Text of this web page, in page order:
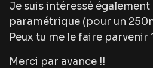
Je suis intéressé
paramétrique (pour un
Peux tu me le faire parvenir
Merci par avance !!